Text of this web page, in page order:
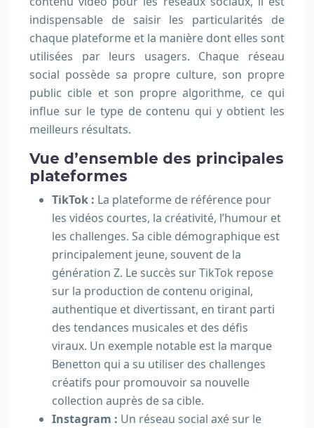
indispensable de saisir les particularités de
chaque plateforme et la manière dont elles sont
utilisées par leurs usagers. Chaque réseau
social possède sa propre culture, son propre
public cible et son propre algorithme, ce qui
influe sur le type de contenu qui y obtient les
meilleurs résultats.
Vue d’ensemble des principales
plateformes
TikTok : La plateforme de référence pour
les vidéos courtes, la créativité, l’humour et
les challenges. Sa cible démographique est
principalement jeune, souvent de la
génération Z. Le succès sur TikTok repose
sur la production de contenu original,
authentique et divertissant, en tirant parti
des tendances musicales et des défis
viraux. Un exemple notable est la marque
Benetton qui a su utiliser des challenges
créatifs pour promouvoir sa nouvelle
collection auprès de sa cible.
Instagram : Un réseau social axé sur le